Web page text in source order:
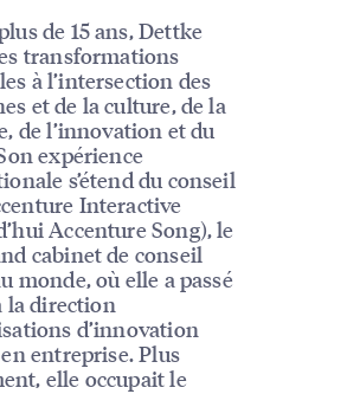
de 15 ans, Dettke
transformations
à l’intersection des
et de la culture, de la
de l’innovation et du
expérience
s’étend du conseil
Interactive
Accenture Song), le
cabinet de conseil
monde, où elle a passé
la direction
d’innovation
entreprise. Plus
elle occupait le